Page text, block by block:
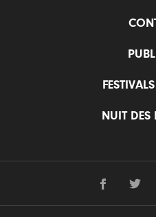
NUIT DES